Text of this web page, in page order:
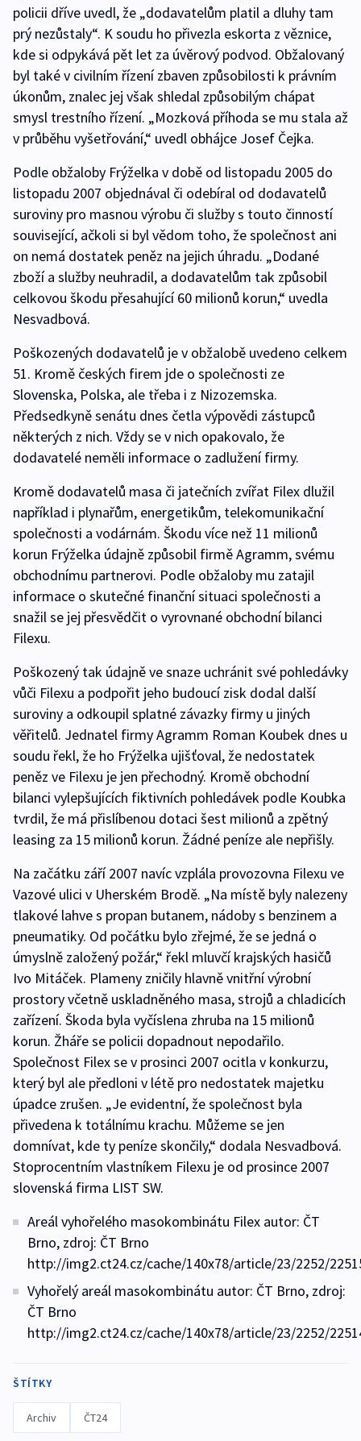
policii dříve uvedl, že „dodavatelům platil a dluhy tam
prý nezůstaly“. K soudu ho přivezla eskorta z věznice,
kde si odpykává pět let za úvěrový podvod. Obžalovaný
byl také v civilním řízení zbaven způsobilosti k právním
úkonům, znalec jej však shledal způsobilým chápat
smysl trestního řízení. „Mozková příhoda se mu stala až
v průběhu vyšetřování,“ uvedl obhájce Josef Čejka.
Podle obžaloby Frýželka v době od listopadu 2005 do
listopadu 2007 objednával či odebíral od dodavatelů
suroviny pro masnou výrobu či služby s touto činností
související, ačkoli si byl vědom toho, že společnost ani
on nemá dostatek peněz na jejich úhradu. „Dodané
zboží a služby neuhradil, a dodavatelům tak způsobil
celkovou škodu přesahující 60 milionů korun,“ uvedla
Nesvadbová.
Poškozených dodavatelů je v obžalobě uvedeno celkem
51. Kromě českých firem jde o společnosti ze
Slovenska, Polska, ale třeba i z Nizozemska.
Předsedkyně senátu dnes četla výpovědi zástupců
některých z nich. Vždy se v nich opakovalo, že
dodavatelé neměli informace o zadlužení firmy.
Kromě dodavatelů masa či jatečních zvířat Filex dlužil
například i plynařům, energetikům, telekomunikační
společnosti a vodárnám. Škodu více než 11 milionů
korun Frýželka údajně způsobil firmě Agramm, svému
obchodnímu partnerovi. Podle obžaloby mu zatajil
informace o skutečné finanční situaci společnosti a
snažil se jej přesvědčit o vyrovnané obchodní bilanci
Filexu.
Poškozený tak údajně ve snaze uchránit své pohledávky
vůči Filexu a podpořit jeho budoucí zisk dodal další
suroviny a odkoupil splatné závazky firmy u jiných
věřitelů. Jednatel firmy Agramm Roman Koubek dnes u
soudu řekl, že ho Frýželka ujišťoval, že nedostatek
peněz ve Filexu je jen přechodný. Kromě obchodní
bilanci vylepšujících fiktivních pohledávek podle Koubka
tvrdil, že má přislíbenou dotaci šest milionů a zpětný
leasing za 15 milionů korun. Žádné peníze ale nepřišly.
Na začátku září 2007 navíc vzplála provozovna Filexu ve
Vazové ulici v Uherském Brodě. „Na místě byly nalezeny
tlakové lahve s propan butanem, nádoby s benzinem a
pneumatiky. Od počátku bylo zřejmé, že se jedná o
úmyslně založený požár,“ řekl mluvčí krajských hasičů
Ivo Mitáček. Plameny zničily hlavně vnitřní výrobní
prostory včetně uskladněného masa, strojů a chladicích
zařízení. Škoda byla vyčíslena zhruba na 15 milionů
korun. Žháře se policii dopadnout nepodařilo.
Společnost Filex se v prosinci 2007 ocitla v konkurzu,
který byl ale předloni v létě pro nedostatek majetku
úpadce zrušen. „Je evidentní, že společnost byla
přivedena k totálnímu krachu. Můžeme se jen
domnívat, kde ty peníze skončily,“ dodala Nesvadbová.
Stoprocentním vlastníkem Filexu je od prosince 2007
slovenská firma LIST SW.
Areál vyhořelého masokombinátu Filex autor: ČT
Brno, zdroj: ČT Brno
http://img2.ct24.cz/cache/140x78/article/23/2252/
Vyhořelý areál masokombinátu autor: ČT Brno, zdroj:
ČT Brno
http://img2.ct24.cz/cache/140x78/article/23/2252/
ŠTÍTKY
Archiv ČT24